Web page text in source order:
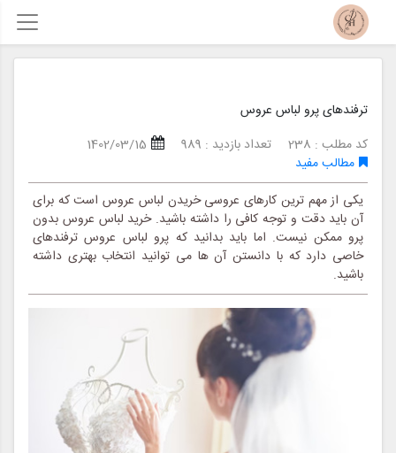
ترفندهای پرو لباس عروس
کد مطلب : 238
تعداد بازدید : 989
1402/03/15
مطالب مفید
یکی از مهم ترین کارهای عروسی خریدن لباس عروس است که برای
آن باید دقت و توجه کافی را داشته باشید. خرید لباس عروس بدون
پرو ممکن نیست. اما باید بدانید که پرو لباس عروس ترفندهای
خاصی دارد که با دانستن آن ها می توانید انتخاب بهتری داشته
باشید.